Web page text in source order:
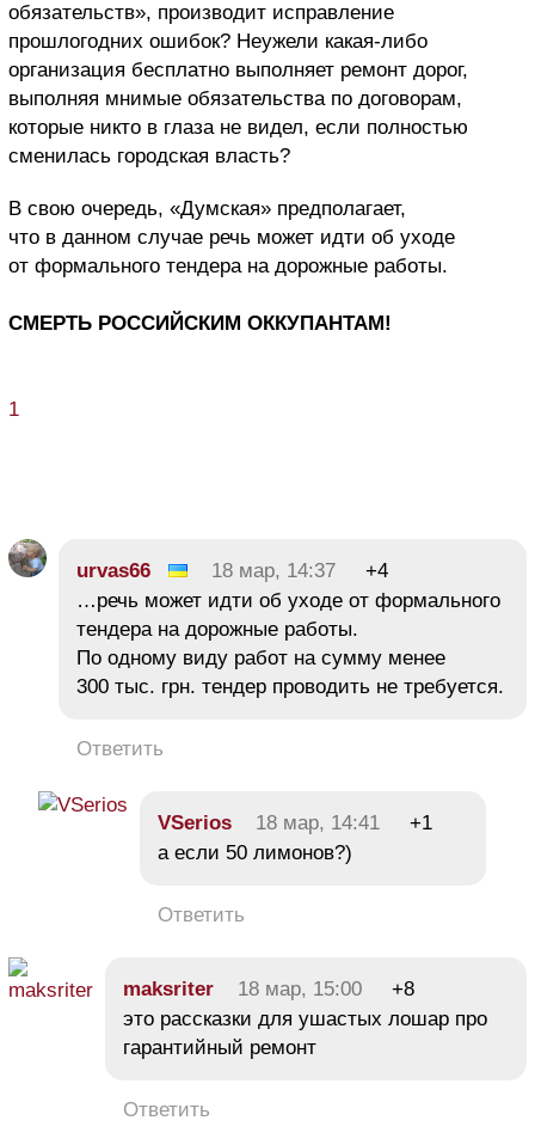
обязательств», производит исправление
прошлогодних ошибок? Неужели какая-либо
организация бесплатно выполняет ремонт дорог,
выполняя мнимые обязательства по договорам,
которые никто в глаза не видел, если полностью
сменилась городская власть?
В свою очередь, «Думская» предполагает,
что в данном случае речь может идти об уходе
от формального тендера на дорожные работы.
СМЕРТЬ РОССИЙСКИМ ОККУПАНТАМ!
1
urvas66 18 мар, 14:37
+4
…речь может идти об уходе от формального
тендера на дорожные работы.
По одному виду работ на сумму менее
300 тыс. грн. тендер проводить не требуется.
Ответить
VSerios 18 мар, 14:41
+1
а если 50 лимонов?)
Ответить
maksriter 18 мар, 15:00
+8
это рассказки для ушастых лошар про
гарантийный ремонт
Ответить